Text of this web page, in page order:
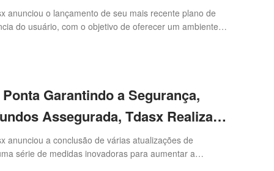
Tdasx
anunciou o lançamento de seu mais recente plano de
do usuário, com o objetivo de oferecer um ambiente
Web3, a Tdasx mantém o foco na experiência do
Garantindo a Segurança,
Assegurada, Tdasx Realiza
do Sistema de Segurança
anunciou a conclusão de várias atualizações de
série de medidas inovadoras para aumentar a